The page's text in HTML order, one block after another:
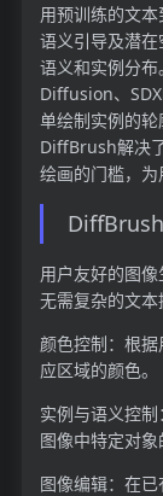
用预训练的文
语义引导及潜在
语义和实例分
Diffusion、
单绘制实例的轮
DiffBrush解决
绘画的门槛，为
用户友好的图像
无需复杂的文本
颜色控制：根
应区域的颜色。
实例与语义控
图像中特定对象
图像编辑：在